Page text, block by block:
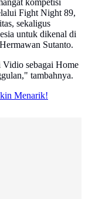
kompetisi
Fight Night 89,
sekaligus
untuk dikenal di
Sutanto.
Vidio sebagai Home
tambahnya.
Menarik!